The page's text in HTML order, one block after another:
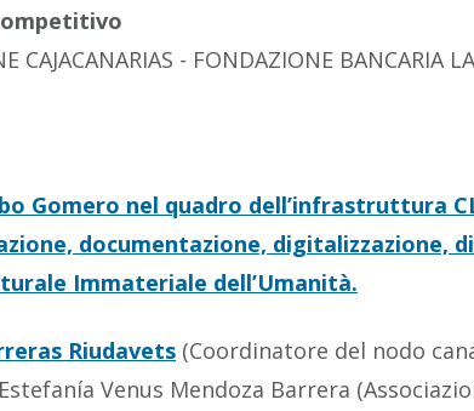
CAJACANARIAS - FONDAZIONE BANCARIA
Gomero nel quadro dell’infrastruttura
documentazione, digitalizzazione,
Immateriale dell’Umanità.
Riudavets (Coordinatore del nodo
Venus Mendoza Barrera